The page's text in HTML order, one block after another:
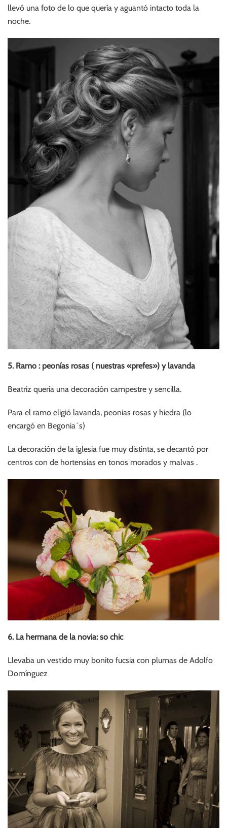
llevó una foto de lo que quería y aguantó intacto toda la
noche.
5. Ramo : peonías rosas ( nuestras «prefes») y lavanda
Beatriz quería una decoración campestre y sencilla.
Para el ramo eligió lavanda, peonias rosas y hiedra (lo
encargó en Begonia´s)
La decoración de la iglesia fue muy distinta, se decantó por
centros con de hortensias en tonos morados y malvas .
6. La hermana de la novia: so chic
Llevaba un vestido muy bonito fucsia con plumas de Adolfo
Domínguez